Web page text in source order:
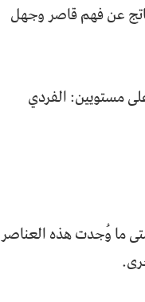
عن فهم قاصر وجهل
مستويين: الفردي
ما وُجدت هذه العناصر